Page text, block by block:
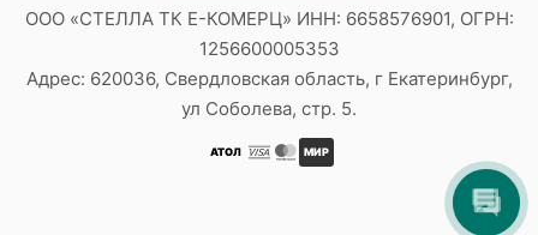
ООО «СТЕЛЛА ТК Е-КОМЕРЦ» ИНН: 6658576901, ОГРН:
1256600005353
Адрес: 620036, Свердловская область, г Екатеринбург,
ул Соболева, стр. 5.
АТОЛ МИР